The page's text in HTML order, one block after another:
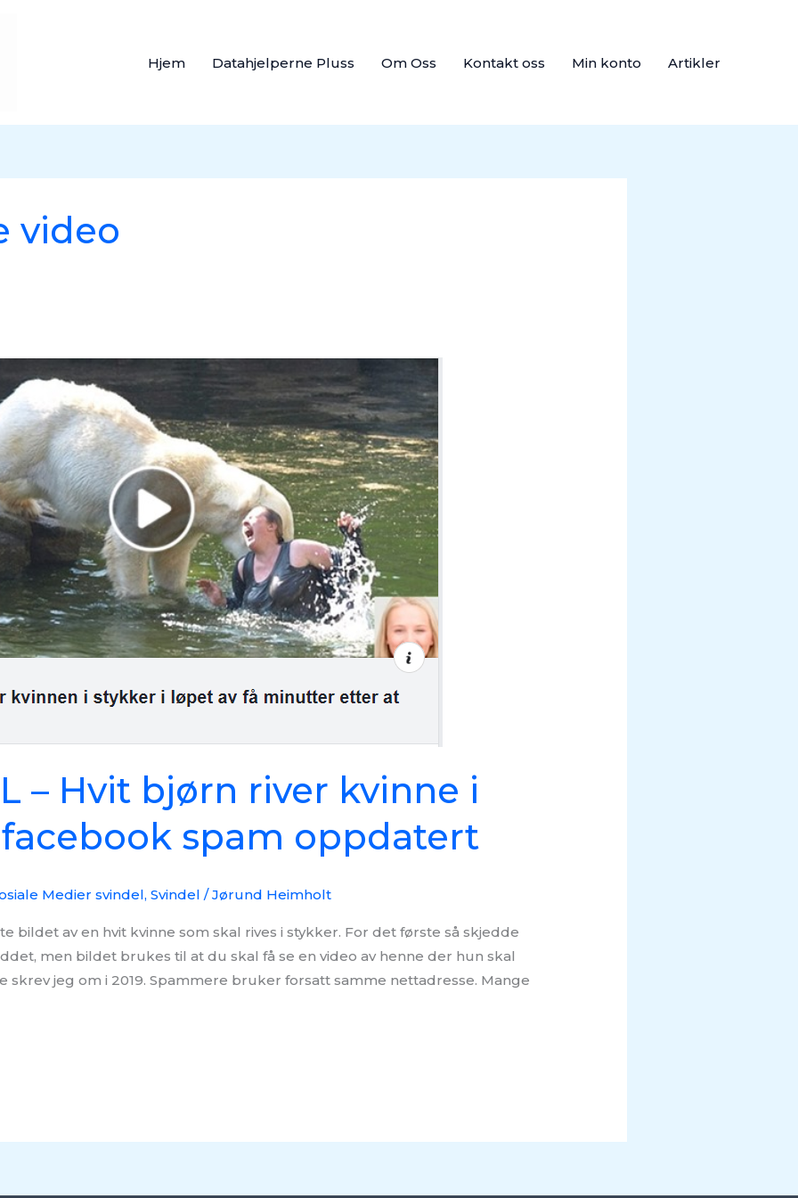
Hjem Datahjelperne Pluss Om Oss Kontakt oss Min konto Artikler
video
– Hvit bjørn river kvinne i
spam oppdatert
Medier svindel,Svindel /Jørund Heimholt
bildet av en hvit kvinne som skal rives i stykker. For det første så skjedde
men bildet brukes til at du skal få se en video av henne der hun skal
skrev jeg om i 2019. Spammere bruker forsatt samme nettadresse. Mange